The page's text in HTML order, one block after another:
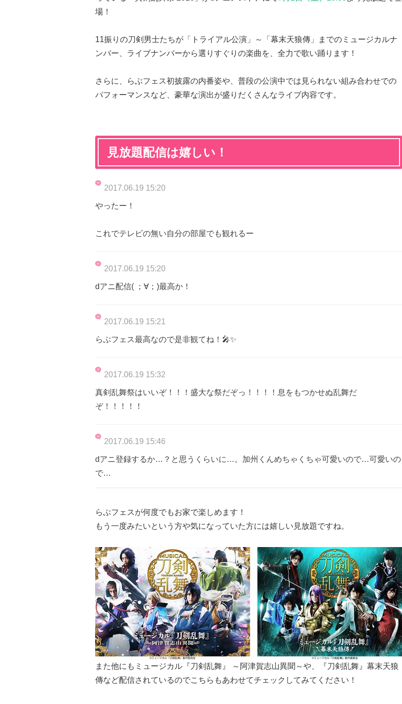
場！
11振りの刀剣男士たちが「トライアル公演」～「幕末天狼傳」までのミュージカルナ
ンバー、ライブナンバーから選りすぐりの楽曲を、全力で歌い踊ります！
さらに、らぶフェス初披露の内番姿や、普段の公演中では見られない組み合わせでの
パフォーマンスなど、豪華な演出が盛りだくさんなライブ内容です。
見放題配信は嬉しい！
2017.06.19 15:20
やったー！
これでテレビの無い自分の部屋でも観れるー
2017.06.19 15:20
dアニ配信( ；∀；)最高か！
2017.06.19 15:21
らぶフェス最高なので是非観てね！🎤✨
2017.06.19 15:32
真剣乱舞祭はいいぞ！！！盛大な祭だぞっ！！！！息をもつかせぬ乱舞だ
ぞ！！！！！
2017.06.19 15:46
dアニ登録するか…？と思うくらいに…。加州くんめちゃくちゃ可愛いので…可愛いの
で…
らぶフェスが何度でもお家で楽しめます！
もう一度みたいという方や気になっていた方には嬉しい見放題ですね。
また他にもミュージカル『刀剣乱舞』 ～阿津賀志山異聞～や、『刀剣乱舞』幕末天狼
傳など配信されているのでこちらもあわせてチェックしてみてください！